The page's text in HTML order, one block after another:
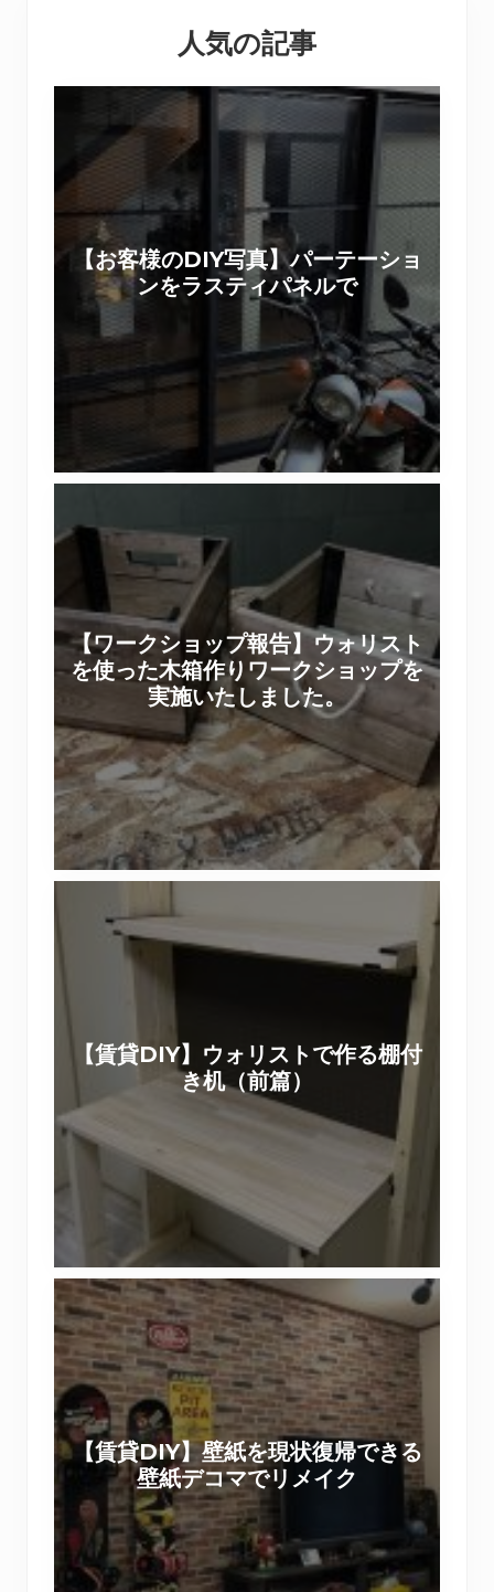
Interactions人気の記事
【お客様のDIY写真】パーテーショ
ンをラスティパネルで
【
お
の
D
I
Y
写
真
ー
テ
ン
を
ラ
ス
テ
ィ
パ
ネ
ル
で
【ワークショップ報告】ウォリスト
を使った木箱作りワークショップを
実施いたしました。
ク
シ
ョ
ッ
プ
報
告
】
ウ
ォ
リ
を
た
木
箱
ー
シ
ョ
ッ
プ
を
実
施
い
た
し
ま
【賃貸DIY】ウォリストで作る棚付
き机（前篇）
貸
】
ウ
作
る
棚
付
き
机
（
前
篇
）
【賃貸DIY】壁紙を現状復帰できる
壁紙デコマでリメイク
【
賃
貸
D
I
Y
】
壁
紙
を
現